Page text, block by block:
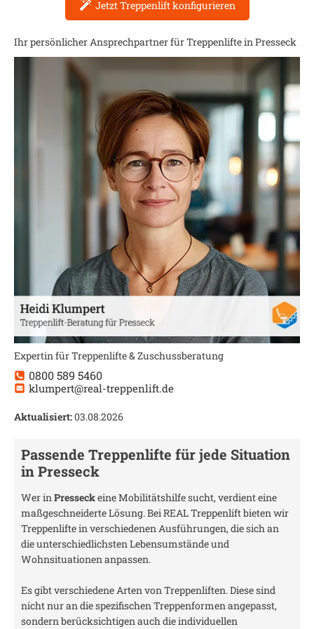
Jetzt Treppenlift konfigurieren
Ihr persönlicher Ansprechpartner für Treppenlifte inPresseck
Expertin für Treppenlifte & Zuschussberatung
0800 589 5460
klumpert@real-treppenlift.de
Aktualisiert:03.08.2026
Passende Treppenlifte für jede Situation
inPresseck
Wer inPresseckeine Mobilitätshilfe sucht, verdient eine
maßgeschneiderte Lösung. Bei REAL Treppenlift bieten wir
Treppenlifte in verschiedenen Ausführungen, die sich an
die unterschiedlichsten Lebensumstände und
Wohnsituationen anpassen.
Es gibt verschiedene Arten von Treppenliften. Diese sind
nicht nur an die spezifischen Treppenformen angepasst,
sondern berücksichtigen auch die individuellen